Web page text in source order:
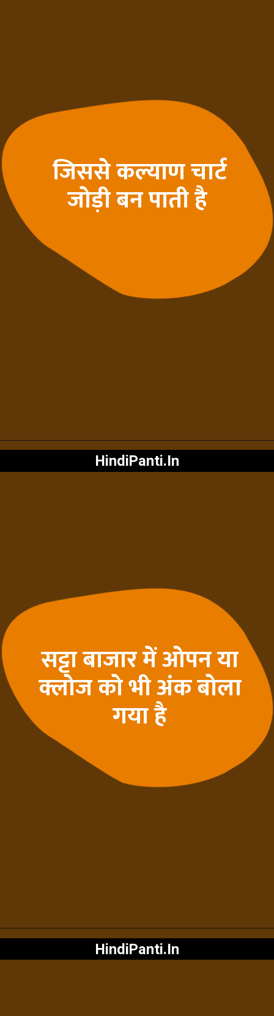
जिससे कल्याण चार्ट
जोड़ी बन पाती है
HindiPanti.In
सट्टा बाजार में ओपन या
क्लोज को भी अंक बोला
गया है
HindiPanti.In